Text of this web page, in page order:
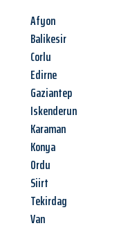
Afyon
Balikesir
Corlu
Edirne
Gaziantep
Iskenderun
Karaman
Konya
Ordu
Siirt
Tekirdag
Van